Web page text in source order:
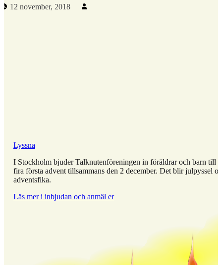
Publicerad den:
12 november, 2018
Lyssna
I Stockholm bjuder Talknutenföreningen in föräldrar och barn till
fira första advent tillsammans den 2 december. Det blir julpyssel
adventsfika.
Läs mer i inbjudan och anmäl er